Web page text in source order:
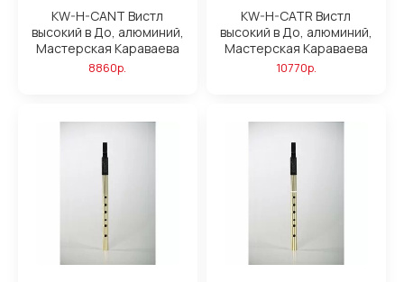
KW-H-CANT Вистл
высокий в До, алюминий,
Мастерская Караваева
8860р.
KW-H-CATR Вистл
высокий в До, алюминий,
Мастерская Караваева
10770р.